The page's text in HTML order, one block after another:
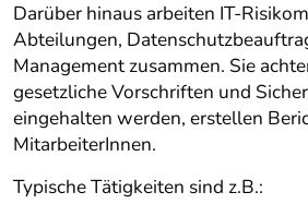
Darüber hinaus arbeiten IT-
Abteilungen,
Management zusammen. Sie
gesetzliche Vorschriften und
eingehalten werden, erstellen
MitarbeiterInnen.
Typische Tätigkeiten sind z.B.: